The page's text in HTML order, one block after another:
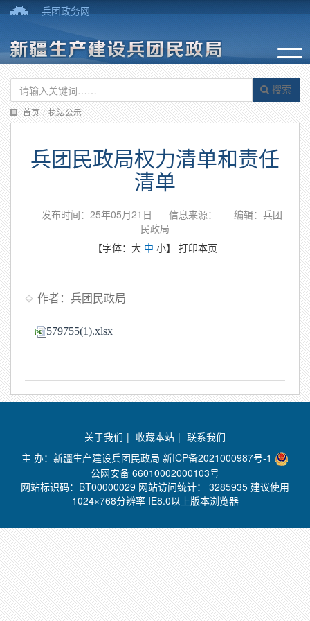
兵团政务网
搜索
首页 / 执法公示
兵团民政局权力清单和责任
清单
发布时间：25年05月21日 信息来源：
编辑：兵团
民政局
【字体： 大 中 小】 打印本页
作者：兵团民政局
579755(1).xlsx
关于我们 | 收藏本站 | 联系我们
主 办：新疆生产建设兵团民政局 新ICP备2021000987号-1
公网安备 66010002000103号
网站标识码：BT00000029 网站访问统计： 3285935 建议使用
1024×768分辨率 IE8.0以上版本浏览器